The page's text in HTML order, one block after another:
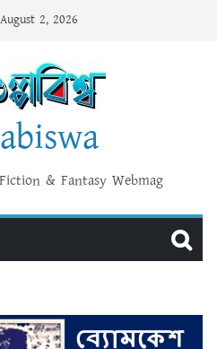
2, 2026
& Fantasy Webmag